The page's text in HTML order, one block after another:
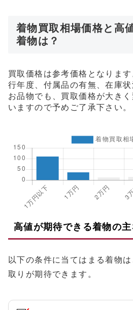
着物買取相場価格と高
着物は？
買取価格は参考価格となりま
行年度、付属品の有無、在庫
お品物でも、買取価格が大き
いますので予めご了承下さい。
高値が期待できる着物の
以下の条件に当てはまる着物
取りが期待できます。